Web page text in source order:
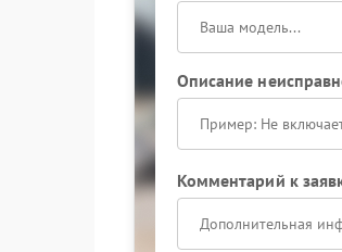
Описание
Комментарий к